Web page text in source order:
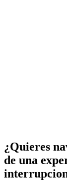
¿Quieres
de una